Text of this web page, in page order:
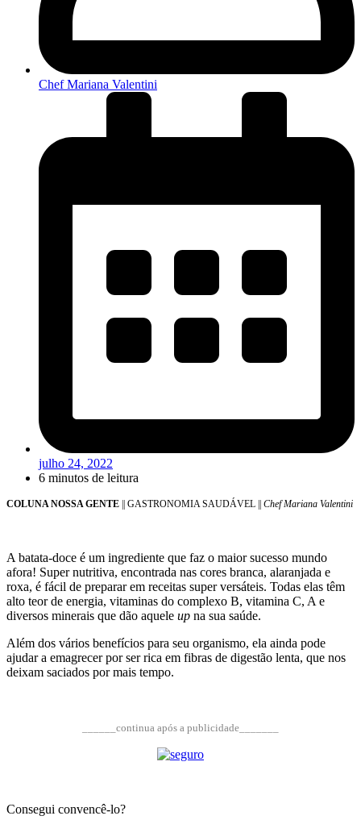
Chef Mariana Valentini
julho 24, 2022
6 minutos de leitura
COLUNA NOSSA GENTE || GASTRONOMIA SAUDÁVEL || Chef Mariana Valentini
A batata-doce é um ingrediente que faz o maior sucesso mundo
afora! Super nutritiva, encontrada nas cores branca, alaranjada e
roxa, é fácil de preparar em receitas super versáteis. Todas elas têm
alto teor de energia, vitaminas do complexo B, vitamina C, A e
diversos minerais que dão aquele up na sua saúde.
Além dos vários benefícios para seu organismo, ela ainda pode
ajudar a emagrecer por ser rica em fibras de digestão lenta, que nos
deixam saciados por mais tempo.
______continua após a publicidade_______
Consegui convencê-lo?